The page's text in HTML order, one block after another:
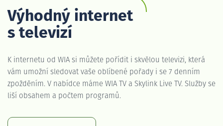
Výhodný internet
s televizí
K internetu od WIA si můžete pořídit i skvělou televizi, která
vám umožní sledovat vaše oblíbené pořady i se 7 denním
zpožděním. V nabídce máme WIA TV a Skylink Live TV. Služby se
liší obsahem a počtem programů.